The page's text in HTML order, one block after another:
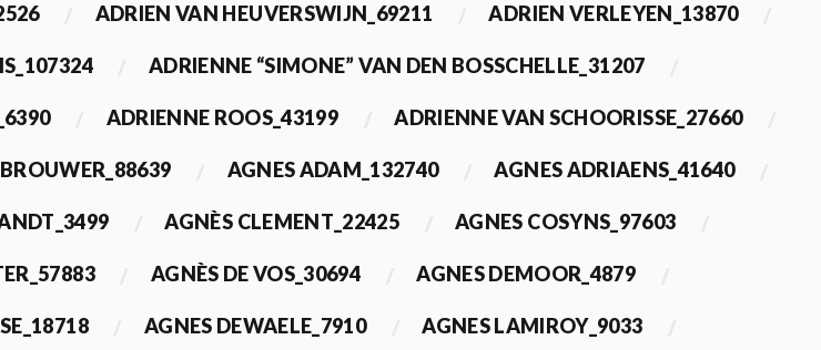
ADRIEN VAN HEUVERSWIJN_69211 ADRIEN VERLEYEN_13870
ADRIENNE “SIMONE” VAN DEN BOSSCHELLE_31207
ADRIENNE ROOS_43199 ADRIENNE VAN SCHOORISSE_27660
AGNES ADAM_132740 AGNES ADRIAENS_41640
AGNÈS CLEMENT_22425 AGNES COSYNS_97603
AGNÈS DE VOS_30694 AGNES DEMOOR_4879
AGNES DEWAELE_7910 AGNES LAMIROY_9033